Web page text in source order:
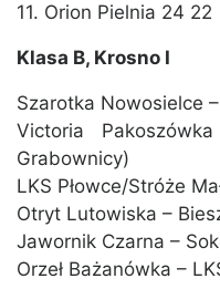
11. Orion Pielnia 24 22
Klasa B, Krosno I
Szarotka Nowosielce
Victoria
Grabownicy)
LKS Płowce/Stróże
Otryt Lutowiska –
Jawornik Czarna –
Orzeł Bażanówka –